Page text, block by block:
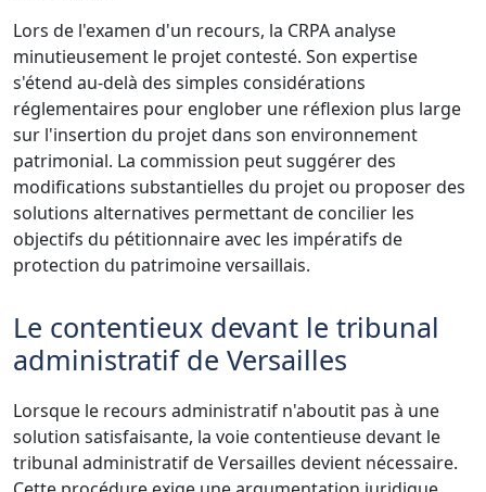
Lors de l'examen d'un recours, la CRPA analyse
minutieusement le projet contesté. Son expertise
s'étend au-delà des simples considérations
réglementaires pour englober une réflexion plus large
sur l'insertion du projet dans son environnement
patrimonial. La commission peut suggérer des
modifications substantielles du projet ou proposer des
solutions alternatives permettant de concilier les
objectifs du pétitionnaire avec les impératifs de
protection du patrimoine versaillais.
Le contentieux devant le tribunal
administratif de Versailles
Lorsque le recours administratif n'aboutit pas à une
solution satisfaisante, la voie contentieuse devant le
tribunal administratif de Versailles devient nécessaire.